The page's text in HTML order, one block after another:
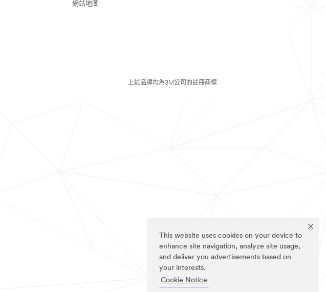
This website uses cookies on your device to
enhance site navigation, analyze site usage,
and deliver you advertisements based on
your interests.
Cookie Notice
網站地圖
上述品牌均為3M公司的註冊商標